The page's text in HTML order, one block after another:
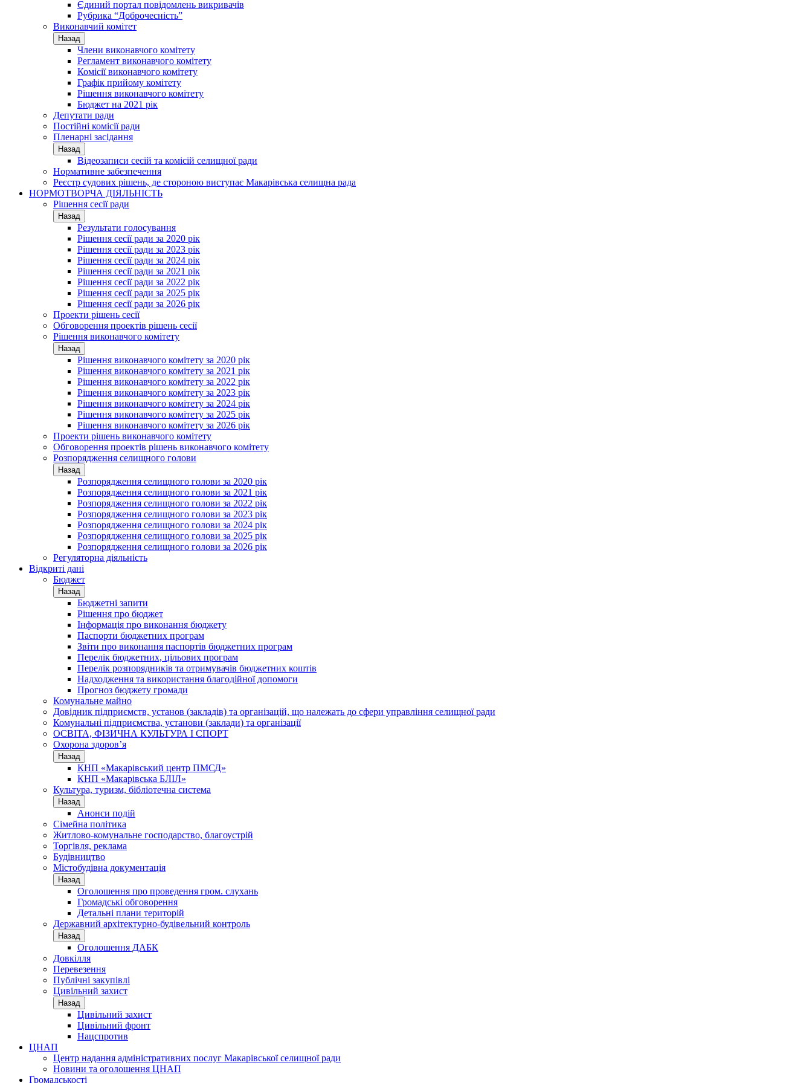
Єдиний портал повідомлень викривачів
Рубрика “Доброчесність”
Виконавчий комітет
Назад
Члени виконавчого комітету
Регламент виконавчого комітету
Комісії виконавчого комітету
Графік прийому комітету
Рішення виконавчого комітету
Бюджет на 2021 рік
Депутати ради
Постійні комісії ради
Пленарні засідання
Назад
Відеозаписи сесій та комісій селищної ради
Нормативне забезпечення
Реєстр судових рішень, де стороною виступає Макарівська селищна рада
НОРМОТВОРЧА ДІЯЛЬНІСТЬ
Рішення сесії ради
Назад
Результати голосування
Рішення сесії ради за 2020 рік
Рішення сесії ради за 2023 рік
Рішення сесії ради за 2024 рік
Рішення сесії ради за 2021 рік
Рішення сесії ради за 2022 рік
Рішення сесії ради за 2025 рік
Рішення сесії ради за 2026 рік
Проекти рішень сесії
Обговорення проектів рішень сесії
Рішення виконавчого комітету
Назад
Рішення виконавчого комітету за 2020 рік
Рішення виконавчого комітету за 2021 рік
Рішення виконавчого комітету за 2022 рік
Рішення виконавчого комітету за 2023 рік
Рішення виконавчого комітету за 2024 рік
Рішення виконавчого комітету за 2025 рік
Рішення виконавчого комітету за 2026 рік
Проекти рішень виконавчого комітету
Обговорення проектів рішень виконавчого комітету
Розпорядження селищного голови
Назад
Розпорядження селищного голови за 2020 рік
Розпорядження селищного голови за 2021 рік
Розпорядження селищного голови за 2022 рік
Розпорядження селищного голови за 2023 рік
Розпорядження селищного голови за 2024 рік
Розпорядження селищного голови за 2025 рік
Розпорядження селищного голови за 2026 рік
Регуляторна діяльність
Відкриті дані
Бюджет
Назад
Бюджетні запити
Рішення про бюджет
Інформація про виконання бюджету
Паспорти бюджетних програм
Звіти про виконання паспортів бюджетних програм
Перелік бюджетних, цільових програм
Перелік розпорядників та отримувачів бюджетних коштів
Надходження та використання благодійної допомоги
Прогноз бюджету громади
Комунальне майно
Довідник підприємств, установ (закладів) та організацій, що належать до сфери управління селищної ради
Комунальні підприємства, установи (заклади) та організації
ОСВІТА, ФІЗИЧНА КУЛЬТУРА І СПОРТ
Охорона здоров’я
Назад
КНП «Макарівський центр ПМСД»
КНП «Макарівська БЛІЛ»
Культура, туризм, бібліотечна система
Назад
Анонси подій
Сімейна політика
Житлово-комунальне господарство, благоустрій
Торгівля, реклама
Будівництво
Містобудівна документація
Назад
Оголошення про проведення гром. слухань
Громадські обговорення
Детальні плани територій
Державний архітектурно-будівельний контроль
Назад
Оголошення ДАБК
Довкілля
Перевезення
Публічні закупівлі
Цивільний захист
Назад
Цивільний захист
Цивільний фронт
Нацспротив
ЦНАП
Центр надання адміністративних послуг Макарівської селищної ради
Новини та оголошення ЦНАП
Громадськості